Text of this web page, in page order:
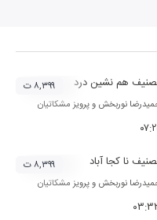
هم نشین درد
نوربخش وپرویز مشکاتیان
۸,۳۹۹ ت
نا کجا آباد
نوربخش وپرویز مشکاتیان
۸,۳۹۹ ت